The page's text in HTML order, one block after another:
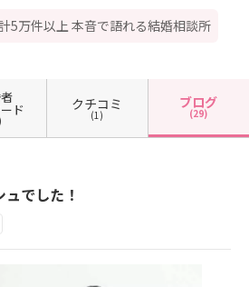
5万件以上 本音で語れる結婚相談所
ド クチコミ
(1)
ブログ
(29)
でした！